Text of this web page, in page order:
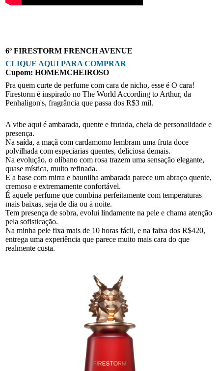
6º FIRESTORM FRENCH AVENUE
CLIQUE AQUI PARA COMPRAR
Cupom: HOMEMCHEIROSO
Pra quem curte de perfume com cara de nicho, esse é O cara!
Firestorm é inspirado no The World According to Arthur, da
Penhaligon's, fragrância que passa dos R$3 mil.
A vibe aqui é ambarada, quente e frutada, cheia de personalidade e
presença.
Na saída, a maçã com cardamomo lembram uma fruta doce
polvilhada com especiarias quentes, deliciosa demais.
Na evolução, o olíbano com rosa trazem uma sensação elegante,
quase mística, muito refinada.
E a base com mirra e baunilha ambarada parece um abraço quente,
cremoso e extremamente confortável.
É aquele perfume que combina perfeitamente com temperaturas
mais baixas, seja de dia ou à noite.
Tem presença de sobra, evolui lindamente na pele e chama atenção
pela sofisticação.
Na minha pele fixa mais de 10 horas fácil, e na faixa dos R$420,
entrega uma experiência que parece muito mais cara do que
realmente custa.